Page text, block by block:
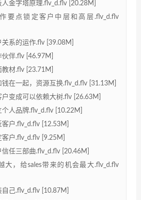
金字塔原理.flv_d.flv [20.28M]
要点锁定客户中层和高层.flv_d.flv
系的运作.flv [39.08M]
伴.flv [46.97M]
材.flv [23.71M]
在一起，资源互换.flv_d.flv [31.13M]
变成可以依赖大树.flv [26.63M]
人品牌.flv_d.flv [10.22M]
户.flv_d.flv [12.53M]
户.flv_d.flv [9.25M]
任三部曲.flv_d.flv [20.46M]
大，给sales带来的机会最大.flv_d.flv
己.flv_d.flv [10.87M]